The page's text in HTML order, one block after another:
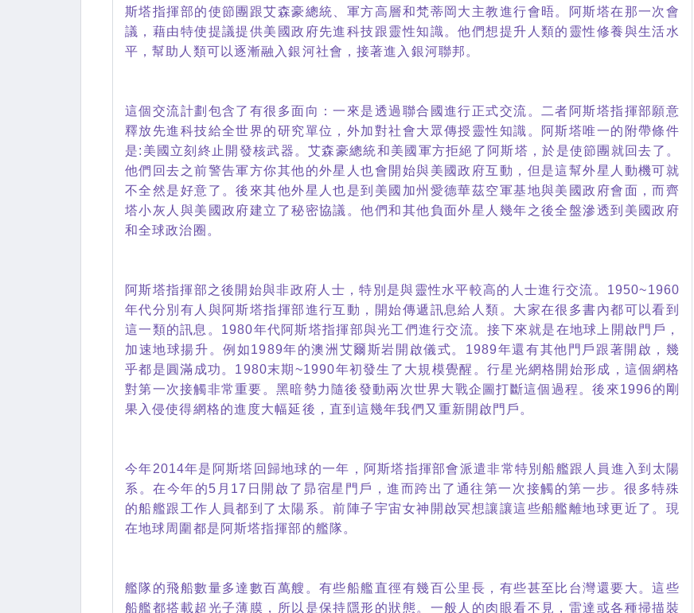
斯塔指揮部的使節團跟艾森豪總統、軍方高層和梵蒂岡大主教進行會晤。阿斯塔在那一次會
議，藉由特使提議提供美國政府先進科技跟靈性知識。他們想提升人類的靈性修養與生活水
平，幫助人類可以逐漸融入銀河社會，接著進入銀河聯邦。
這個交流計劃包含了有很多面向：一來是透過聯合國進行正式交流。二者阿斯塔指揮部願意
釋放先進科技給全世界的研究單位，外加對社會大眾傳授靈性知識。阿斯塔唯一的附帶條件
是:美國立刻終止開發核武器。艾森豪總統和美國軍方拒絕了阿斯塔，於是使節團就回去了。
他們回去之前警告軍方你其他的外星人也會開始與美國政府互動，但是這幫外星人動機可就
不全然是好意了。後來其他外星人也是到美國加州愛德華茲空軍基地與美國政府會面，而齊
塔小灰人與美國政府建立了秘密協議。他們和其他負面外星人幾年之後全盤滲透到美國政府
和全球政治圈。
阿斯塔指揮部之後開始與非政府人士，特別是與靈性水平較高的人士進行交流。1950~1960
年代分別有人與阿斯塔指揮部進行互動，開始傳遞訊息給人類。大家在很多書內都可以看到
這一類的訊息。1980年代阿斯塔指揮部與光工們進行交流。接下來就是在地球上開啟門戶，
加速地球揚升。例如1989年的澳洲艾爾斯岩開啟儀式。1989年還有其他門戶跟著開啟，幾
乎都是圓滿成功。1980末期~1990年初發生了大規模覺醒。行星光網格開始形成，這個網格
對第一次接觸非常重要。黑暗勢力隨後發動兩次世界大戰企圖打斷這個過程。後來1996的剛
果入侵使得網格的進度大幅延後，直到這幾年我們又重新開啟門戶。
今年2014年是阿斯塔回歸地球的一年，阿斯塔指揮部會派遣非常特別船艦跟人員進入到太陽
系。在今年的5月17日開啟了昴宿星門戶，進而跨出了通往第一次接觸的第一步。很多特殊
的船艦跟工作人員都到了太陽系。前陣子宇宙女神開啟冥想讓讓這些船艦離地球更近了。現
在地球周圍都是阿斯塔指揮部的艦隊。
艦隊的飛船數量多達數百萬艘。有些船艦直徑有幾百公里長，有些甚至比台灣還要大。這些
船艦都搭載超光子薄膜，所以是保持隱形的狀態。一般人的肉眼看不見，雷達或各種掃描裝